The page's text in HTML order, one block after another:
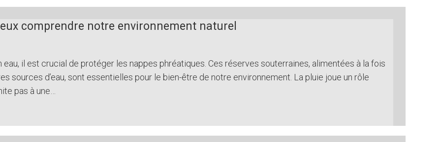
comprendre notre environnement naturel
il est crucial de protéger les nappes phréatiques. Ces réserves souterraines, alimentées à la fois
sources d’eau, sont essentielles pour le bien-être de notre environnement. La pluie joue un rôle
pas à une…